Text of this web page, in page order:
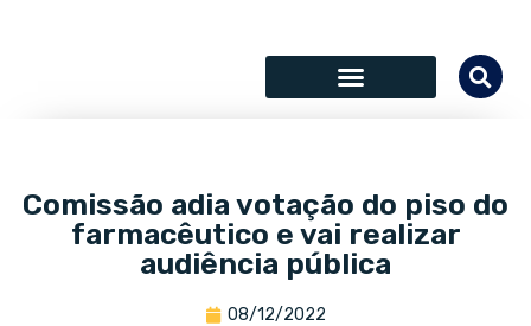
Comissão adia votação do piso do
farmacêutico e vai realizar
audiência pública
08/12/2022